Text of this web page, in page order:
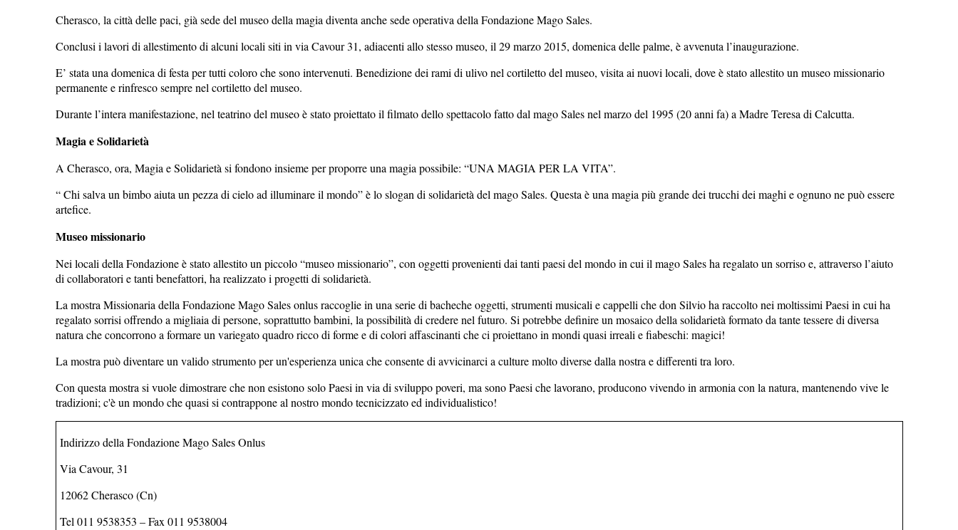
Cherasco, la città delle paci, già sede del museo della magia diventa anche sede operativa della Fondazione Mago Sales.
Conclusi i lavori di allestimento di alcuni locali siti in via Cavour 31, adiacenti allo stesso museo, il 29 marzo 2015, domenica delle palme, è avvenuta l’inaugurazione.
E’ stata una domenica di festa per tutti coloro che sono intervenuti. Benedizione dei rami di ulivo nel cortiletto del museo, visita ai nuovi locali, dove è stato allestito un museo missionario
permanente e rinfresco sempre nel cortiletto del museo.
Durante l’intera manifestazione, nel teatrino del museo è stato proiettato il filmato dello spettacolo fatto dal mago Sales nel marzo del 1995 (20 anni fa) a Madre Teresa di Calcutta.
Magia e Solidarietà
A Cherasco, ora, Magia e Solidarietà si fondono insieme per proporre una magia possibile: “UNA MAGIA PER LA VITA”.
“ Chi salva un bimbo aiuta un pezza di cielo ad illuminare il mondo” è lo slogan di solidarietà del mago Sales. Questa è una magia più grande dei trucchi dei maghi e ognuno ne può essere
artefice.
Museo missionario
Nei locali della Fondazione è stato allestito un piccolo “museo missionario”, con oggetti provenienti dai tanti paesi del mondo in cui il mago Sales ha regalato un sorriso e, attraverso l’aiuto
di collaboratori e tanti benefattori, ha realizzato i progetti di solidarietà.
La mostra Missionaria della Fondazione Mago Sales onlus raccoglie in una serie di bacheche oggetti, strumenti musicali e cappelli che don Silvio ha raccolto nei moltissimi Paesi in cui ha
regalato sorrisi offrendo a migliaia di persone, soprattutto bambini, la possibilità di credere nel futuro. Si potrebbe definire un mosaico della solidarietà formato da tante tessere di diversa
natura che concorrono a formare un variegato quadro ricco di forme e di colori affascinanti che ci proiettano in mondi quasi irreali e fiabeschi: magici!
La mostra può diventare un valido strumento per un'esperienza unica che consente di avvicinarci a culture molto diverse dalla nostra e differenti tra loro.
Con questa mostra si vuole dimostrare che non esistono solo Paesi in via di sviluppo poveri, ma sono Paesi che lavorano, producono vivendo in armonia con la natura, mantenendo vive le
tradizioni; c'è un mondo che quasi si contrappone al nostro mondo tecnicizzato ed individualistico!
Indirizzo della Fondazione Mago Sales Onlus
Via Cavour, 31
12062 Cherasco (Cn)
Tel 011 9538353 – Fax 011 9538004